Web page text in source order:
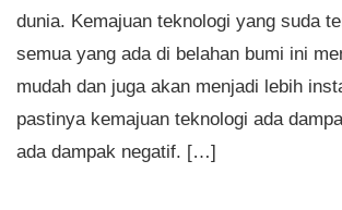
dunia. Kemajuan teknologi yang suda
semua yang ada di belahan bumi ini
mudah dan juga akan menjadi lebih
pastinya kemajuan teknologi ada
ada dampak negatif. […]